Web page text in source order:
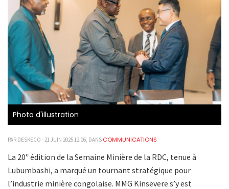
Photo d'illustration
PAR DESKECO - 21 JUIN 2025 12:06, DANS COMMUNICATIONS
La 20ᵉ édition de la Semaine Minière de la RDC, tenue à
Lubumbashi, a marqué un tournant stratégique pour
l’industrie minière congolaise. MMG Kinsevere s’y est